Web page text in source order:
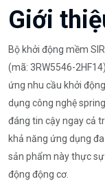
Giới
Bộ khởi động mềm
(mã: 3RW5546-
ứng nhu cầu khởi
dụng công nghệ
đáng tin cậy ngay cả
khả năng ứng dụng
sản phẩm này thực
động động cơ.